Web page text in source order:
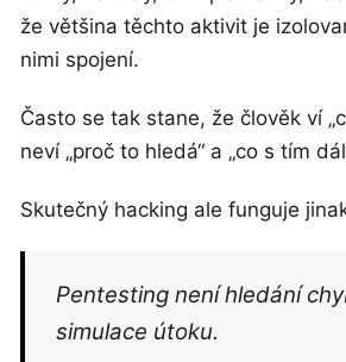
že většina těchto aktivit je
nimi spojení.
Často se tak stane, že člověk ví
neví „proč to hledá“ a „co s tím
Skutečný hacking ale funguje
Pentesting není hledání
simulace útoku.